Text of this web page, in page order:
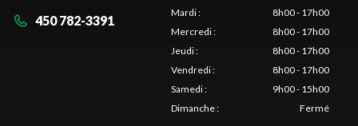
450 782-3391
Mardi:
8h00 - 17h00
Mercredi:
8h00 - 17h00
Jeudi:
8h00 - 17h00
Vendredi:
8h00 - 17h00
Samedi:
9h00 - 15h00
Dimanche: Fermé